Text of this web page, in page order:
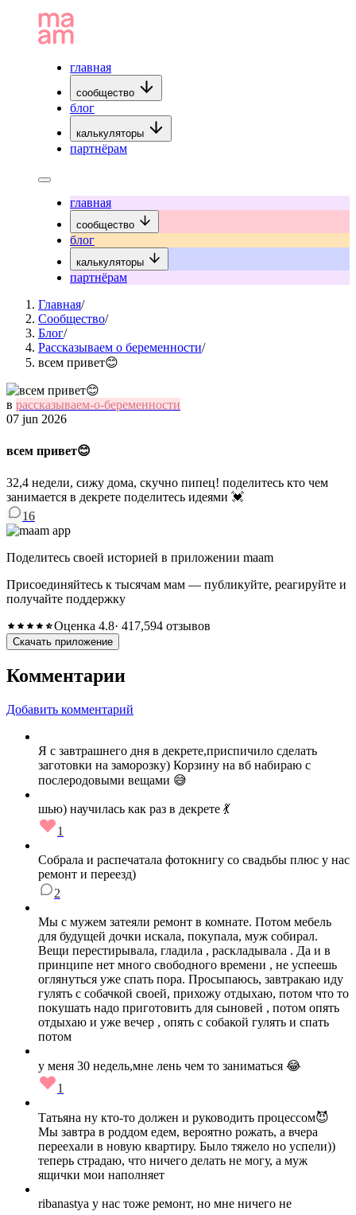
главная
сообщество
блог
калькуляторы
партнёрам
главная
сообщество
блог
калькуляторы
партнёрам
Главная/
Сообщество/
Блог/
Рассказываем о беременности/
всем привет😊
в рассказываем-о-беременности
07 jun 2026
всем привет😊
32,4 недели, сижу дома, скучно пипец! поделитесь кто чем
занимается в декрете поделитесь идеями 💓
16
Поделитесь своей историей в приложении maam
Присоединяйтесь к тысячам мам — публикуйте, реагируйте и
получайте поддержку
Оценка 4.8· 417,594 отзывов
Скачать приложение
Комментарии
Добавить комментарий
Я с завтрашнего дня в декрете,приспичило сделать
заготовки на заморозку) Корзину на вб набираю с
послеродовыми вещами 😅
шью) научилась как раз в декрете 💃
1
Собрала и распечатала фотокнигу со свадьбы плюс у нас
ремонт и переезд)
2
Мы с мужем затеяли ремонт в комнате. Потом мебель
для будущей дочки искала, покупала, муж собирал.
Вещи перестирывала, гладила , раскладывала . Да и в
принципе нет много свободного времени , не успеешь
оглянуться уже спать пора. Просыпаюсь, завтракаю иду
гулять с собачкой своей, прихожу отдыхаю, потом что то
покушать надо приготовить для сыновей , потом опять
отдыхаю и уже вечер , опять с собакой гулять и спать
потом
у меня 30 недель,мне лень чем то заниматься 😂
1
Татьяна ну кто-то должен и руководить процессом😈
Мы завтра в роддом едем, вероятно рожать, а вчера
переехали в новую квартиру. Было тяжело но успели))
теперь страдаю, что ничего делать не могу, а муж
ящички мои наполняет
ribanastya у нас тоже ремонт, но мне ничего не